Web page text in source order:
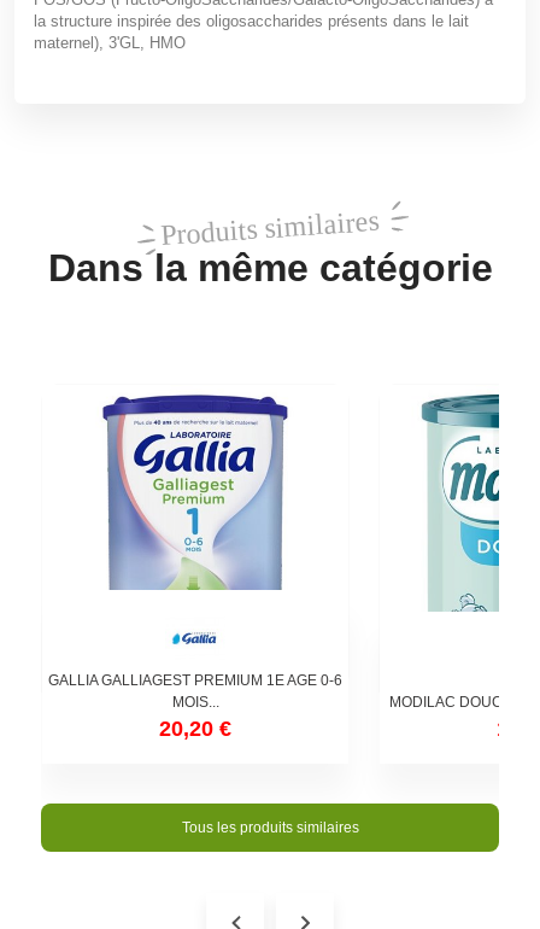
la structure inspirée des oligosaccharides présents dans le lait
maternel), 3'GL, HMO
Produits similaires
Dans la même catégorie
GALLIA GALLIAGEST PREMIUM 1E AGE 0-6
MOIS...
20,20 €
MODILAC DOUCEA
Tous les produits similaires